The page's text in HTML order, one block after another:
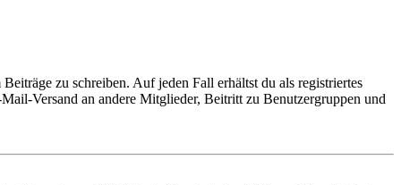
zu schreiben. Auf jeden Fall erhältst du als registriertes
Versand an andere Mitglieder, Beitritt zu Benutzergruppen und